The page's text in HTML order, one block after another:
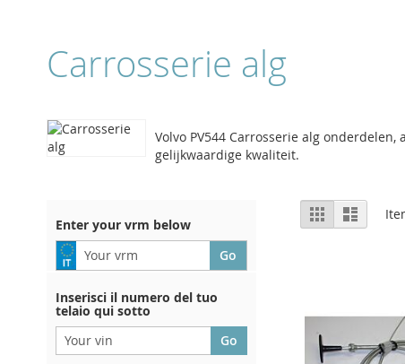
Carrosserie alg
Volvo PV544 Carrosserie alg
gelijkwaardige kwaliteit.
View
as
Grid List
Enter your vrm below
Inserisci il numero del tuo
telaio qui sotto